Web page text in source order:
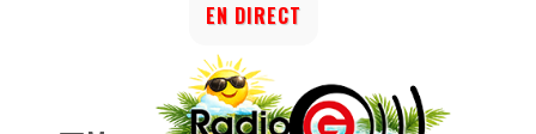
EN DIRECT